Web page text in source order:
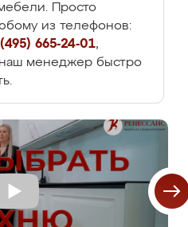
Просто
из телефонов:
665-24-01,
менеджер быстро